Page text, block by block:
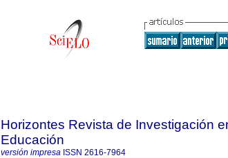
Horizontes Revista de Investigación
Educación
versión impresa ISSN 2616-7964